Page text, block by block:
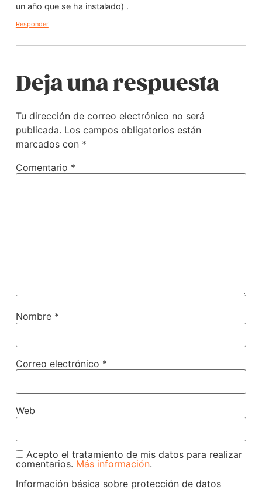
un año que se ha instalado) .
Responder
Deja una respuesta
Tu dirección de correo electrónico no será
publicada. Los campos obligatorios están
marcados con *
Comentario *
Nombre *
Correo electrónico *
Web
Acepto el tratamiento de mis datos para realizar
comentarios. Más información.
Información básica sobre protección de datos